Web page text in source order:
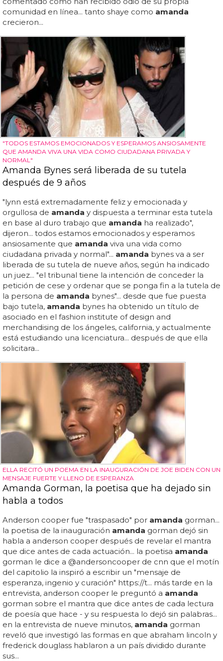
comunidad en línea... tanto shaye como amanda
crecieron...
"TODOS ESTAMOS EMOCIONADOS Y ESPERAMOS ANSIOSAMENTE
QUE AMANDA VIVA UNA VIDA COMO CIUDADANA PRIVADA Y
NORMAL"
Amanda Bynes será liberada de su tutela
después de 9 años
"lynn está extremadamente feliz y emocionada y
orgullosa de amanda y dispuesta a terminar esta tutela
en base al duro trabajo que amanda ha realizado",
dijeron... todos estamos emocionados y esperamos
ansiosamente que amanda viva una vida como
ciudadana privada y normal"... amanda bynes va a ser
liberada de su tutela de nueve años, según ha indicado
un juez... "el tribunal tiene la intención de conceder la
petición de cese y ordenar que se ponga fin a la tutela de
la persona de amanda bynes"... desde que fue puesta
bajo tutela, amanda bynes ha obtenido un título de
asociado en el fashion institute of design and
merchandising de los ángeles, california, y actualmente
está estudiando una licenciatura... después de que ella
solicitara...
ELLA RECITÓ UN POEMA EN LA INAUGURACIÓN DE JOE BIDEN CON UN
MENSAJE FUERTE Y LLENO DE ESPERANZA
Amanda Gorman, la poetisa que ha dejado sin
habla a todos
Anderson cooper fue "traspasado" por amanda gorman...
la poetisa de la inauguración amanda gorman dejó sin
habla a anderson cooper después de revelar el mantra
que dice antes de cada actuación... la poetisa amanda
gorman le dice a @andersoncooper de cnn que el motín
del capitolio la inspiró a escribir un "mensaje de
esperanza, ingenio y curación" https://t... más tarde en la
entrevista, anderson cooper le preguntó a amanda
gorman sobre el mantra que dice antes de cada lectura
de poesía que hace - y su respuesta lo dejó sin palabras...
en la entrevista de nueve minutos, amanda gorman
reveló que investigó las formas en que abraham lincoln y
frederick douglass hablaron a un país dividido durante
sus...